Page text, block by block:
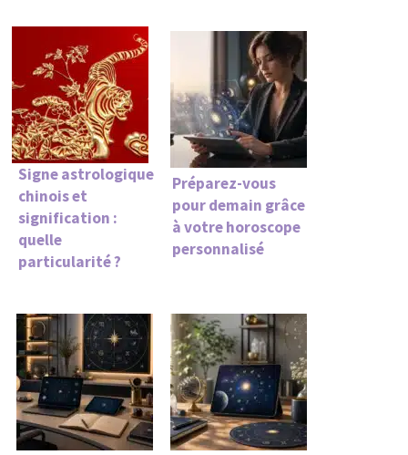
Signe astrologique
chinois et
signification :
quelle
particularité ?
Préparez-vous
pour demain grâce
à votre horoscope
personnalisé